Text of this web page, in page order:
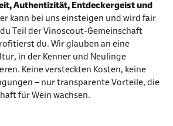
Authentizität, Entdeckergeist und
kann bei uns einsteigen und wird fair
Teil der Vinoscout-Gemeinschaft
du. Wir glauben an eine
in der Kenner und Neulinge
Keine versteckten Kosten, keine
– nur transparente Vorteile, die
für Wein wachsen.